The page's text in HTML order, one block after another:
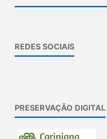
REDES SOCIAIS
PRESERVAÇÃO DIGITAL